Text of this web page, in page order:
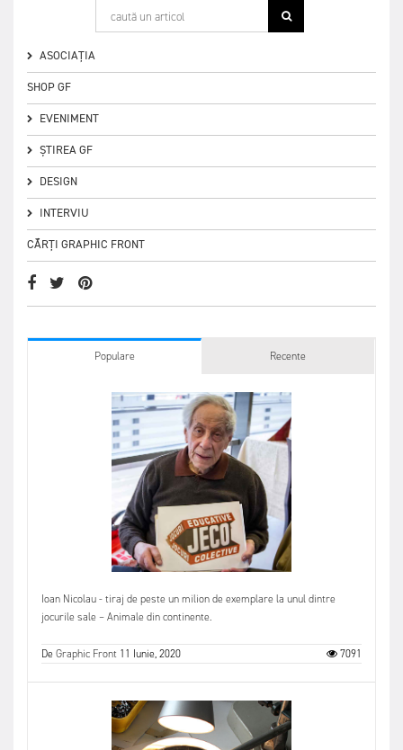
ASOCIAȚIA
SHOP GF
EVENIMENT
ȘTIREA GF
DESIGN
INTERVIU
CĂRȚI GRAPHIC FRONT
Populare Recente
Ioan Nicolau - tiraj de peste un milion de exemplare la unul dintre
jocurile sale – Animale din continente.
DeGraphic Front 11 Iunie, 2020 7091